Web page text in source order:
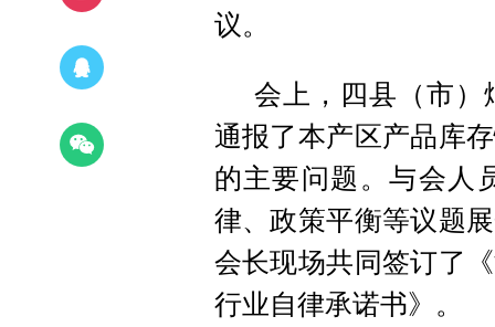
议。
会上，四县（市）
通报了本产区产品库
的主要问题。与会人
律、政策平衡等议题
会长现场共同签订了
行业自律承诺书》。